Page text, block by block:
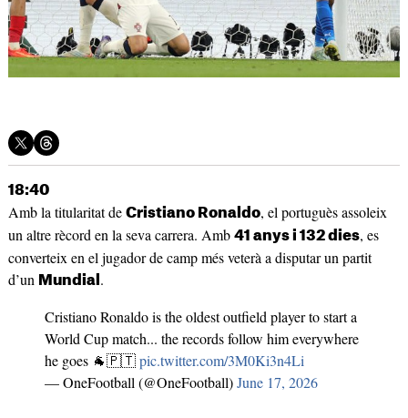
18:40
Amb la titularitat de Cristiano Ronaldo, el portuguès assoleix
un altre rècord en la seva carrera. Amb 41 anys i 132 dies, es
converteix en el jugador de camp més veterà a disputar un partit
d’un Mundial .
Cristiano Ronaldo is the oldest outfield player to start a
World Cup match... the records follow him everywhere
he goes 🐐🇵🇹pic.twitter.com/3M0Ki3n4Li
— OneFootball (@OneFootball)June 17, 2026